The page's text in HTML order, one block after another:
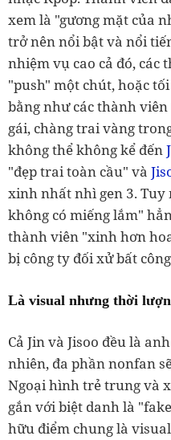
xem là "gương mặt của
trở nên nổi bật và nổi
nhiệm vụ cao cả đó, các
"push" một chút, hoặc
bằng như các thành
gái, chàng trai vàng
không thể không kể đến
"đẹp trai toàn cầu" và
xinh nhất nhì gen 3.
không có miếng lắm"
thành viên "xinh hơn
bị công ty đối xử bất
Là visual nhưng thời
Cả Jin và Jisoo đều là
nhiên, đa phần nonfan
Ngoại hình trẻ trung và
gắn với biệt danh là
hữu điểm chung là